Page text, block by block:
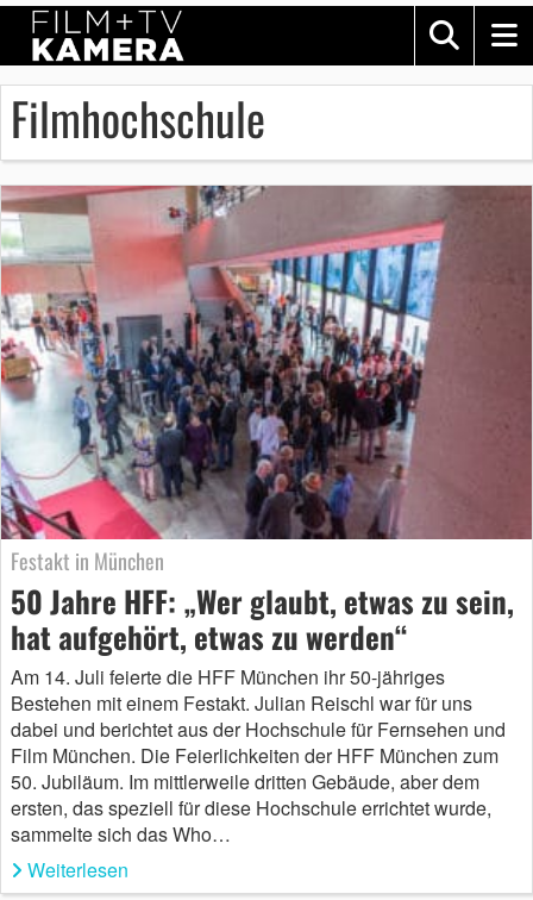
Filmhochschule
Festakt in München
50 Jahre HFF: „Wer glaubt, etwas zu sein,
hat aufgehört, etwas zu werden“
Am 14. Juli feierte die HFF München ihr 50-jähriges
Bestehen mit einem Festakt. Julian Reischl war für uns
dabei und berichtet aus der Hochschule für Fernsehen und
Film München. Die Feierlichkeiten der HFF München zum
50. Jubiläum. Im mittlerweile dritten Gebäude, aber dem
ersten, das speziell für diese Hochschule errichtet wurde,
sammelte sich das Who…
Weiterlesen